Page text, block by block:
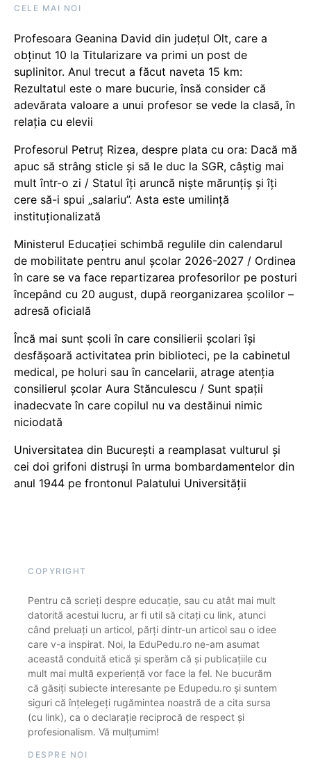
CELE MAI NOI
Profesoara Geanina David din județul Olt, care a
obținut 10 la Titularizare va primi un post de
suplinitor. Anul trecut a făcut naveta 15 km:
Rezultatul este o mare bucurie, însă consider că
adevărata valoare a unui profesor se vede la clasă, în
relația cu elevii
Profesorul Petruț Rizea, despre plata cu ora: Dacă mă
apuc să strâng sticle și să le duc la SGR, câștig mai
mult într-o zi / Statul îți aruncă niște mărunțiș și îți
cere să-i spui „salariu”. Asta este umilință
instituționalizată
Ministerul Educației schimbă regulile din calendarul
de mobilitate pentru anul școlar 2026-2027 / Ordinea
în care se va face repartizarea profesorilor pe posturi
începând cu 20 august, după reorganizarea școlilor –
adresă oficială
Încă mai sunt școli în care consilierii școlari își
desfășoară activitatea prin biblioteci, pe la cabinetul
medical, pe holuri sau în cancelarii, atrage atenția
consilierul școlar Aura Stănculescu / Sunt spații
inadecvate în care copilul nu va destăinui nimic
niciodată
Universitatea din București a reamplasat vulturul și
cei doi grifoni distruși în urma bombardamentelor din
anul 1944 pe frontonul Palatului Universității
COPYRIGHT
Pentru că scrieți despre educație, sau cu atât mai mult
datorită acestui lucru, ar fi util să citați cu link, atunci
când preluați un articol, părți dintr-un articol sau o idee
care v-a inspirat. Noi, la EduPedu.ro ne-am asumat
această conduită etică și sperăm că și publicațiile cu
mult mai multă experiență vor face la fel. Ne bucurăm
că găsiți subiecte interesante pe Edupedu.ro și suntem
siguri că înțelegeți rugămintea noastră de a cita sursa
(cu link), ca o declarație reciprocă de respect și
profesionalism. Vă mulțumim!
DESPRE NOI